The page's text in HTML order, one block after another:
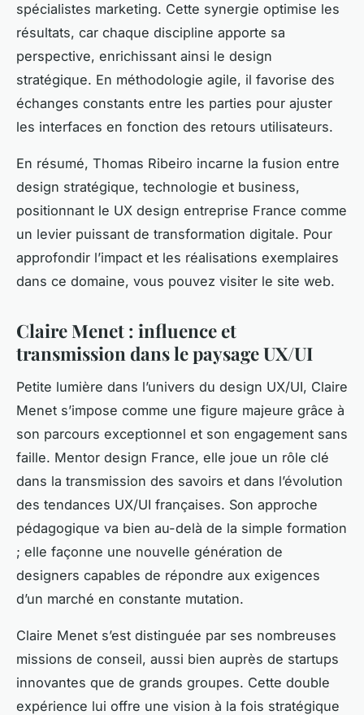
spécialistes marketing. Cette synergie optimise les
résultats, car chaque discipline apporte sa
perspective, enrichissant ainsi le design
stratégique. En méthodologie agile, il favorise des
échanges constants entre les parties pour ajuster
les interfaces en fonction des retours utilisateurs.
En résumé, Thomas Ribeiro incarne la fusion entre
design stratégique, technologie et business,
positionnant le UX design entreprise France comme
un levier puissant de transformation digitale. Pour
approfondir l’impact et les réalisations exemplaires
dans ce domaine, vous pouvez visiter le site web.
Claire Menet : influence et
transmission dans le paysage UX/UI
Petite lumière dans l’univers du design UX/UI, Claire
Menet s’impose comme une figure majeure grâce à
son parcours exceptionnel et son engagement sans
faille. Mentor design France, elle joue un rôle clé
dans la transmission des savoirs et dans l’évolution
des tendances UX/UI françaises. Son approche
pédagogique va bien au-delà de la simple formation
; elle façonne une nouvelle génération de
designers capables de répondre aux exigences
d’un marché en constante mutation.
Claire Menet s’est distinguée par ses nombreuses
missions de conseil, aussi bien auprès de startups
innovantes que de grands groupes. Cette double
expérience lui offre une vision à la fois stratégique